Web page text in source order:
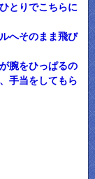
とりでこちらに
へそのまま飛び
腕をひっぱるの
手当をしてもら